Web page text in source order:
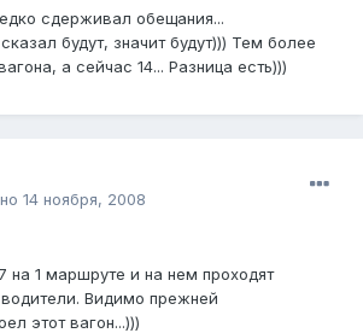
сдерживал обещания...
будут, значит будут))) Тем более
а сейчас 14... Разница есть)))
14 ноября, 2008
на 1 маршруте и на нем проходят
Видимо прежней
этот вагон...)))